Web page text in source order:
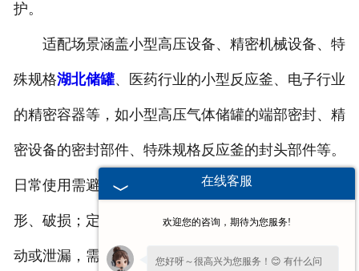
护。
适配场景涵盖小型高压设备、精密机械设备、特
殊规格湖北储罐、医药行业的小型反应釜、电子行业
的精密容器等，如小型高压气体储罐的端部密封、精
密设备的密封部件、特殊规格反应釜的封头部件等。
日常使用需避免封头受到剧烈碰撞，防止半球曲面变
形、破损；定期检查密封部位与连接部位，若出现松
动或泄漏，需及时修复；定期清理表面的污渍与介质
在线客服
欢迎您的咨询，期待为您服务!
您好呀～很高兴为您服务！😊 有什么问